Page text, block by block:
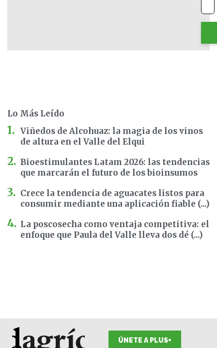
Lo Más Leído
Viñedos de Alcohuaz: la magia de los vinos
de altura en el Valle del Elqui
Bioestimulantes Latam 2026: las tendencias
que marcarán el futuro de los bioinsumos
Crece la tendencia de aguacates listos para
consumir mediante una aplicación fiable (...)
La poscosecha como ventaja competitiva: el
enfoque que Paula del Valle lleva dos dé (...)
ÚNETE A PLUS+